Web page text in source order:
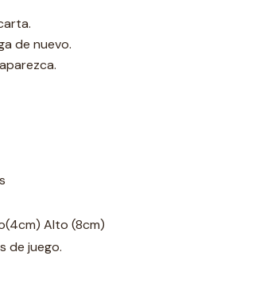
de nuevo.
Alto (8cm)
de juego.